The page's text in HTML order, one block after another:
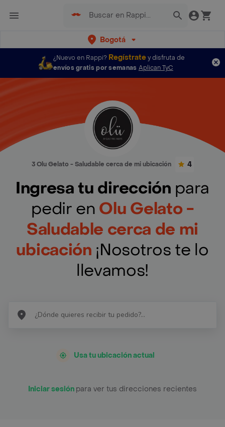
Bogotá
¿Nuevo en Rappi? Regístratey disfruta de
envíos gratis por semanas Aplican TyC
3 Olu Gelato - Saludable cerca de mi ubicación 4
Ingresa tu dirección para
pedir en Olu Gelato -
Saludable cerca de mi
ubicación ¡Nosotros te lo
llevamos!
Usa tu ubicación actual
Iniciar sesión para ver tus direcciones recientes